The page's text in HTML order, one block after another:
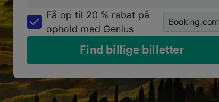
Få op til 20 % rabat på
ophold med Genius
Booking.com
Find billige billetter